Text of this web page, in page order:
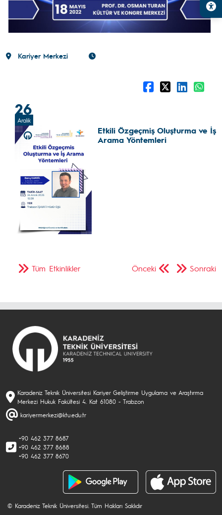
Kariyer Merkezi
26
Aralık
Etkili Özgeçmiş Oluşturma ve İş
Arama Yöntemleri
Önceki Sonraki
Tüm Etkinlikler
Karadeniz Teknik Üniversitesi Kariyer Geliştirme Uygulama ve Araştırma
Merkezi Hukuk Fakültesi 4. Kat 61080 - Trabzon
kariyermerkezi@ktu.edu.tr
+90 462 377 8687
+90 462 377 8688
+90 462 377 8670
© Karadeniz Teknik Üniversitesi. Tüm Hakları Saklıdır